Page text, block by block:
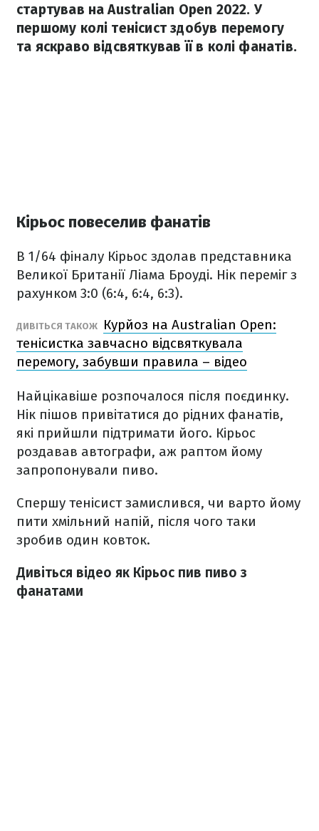
стартував на Australian Open 2022. У
першому колі тенісист здобув перемогу
та яскраво відсвяткував її в колі фанатів.
Кірьос повеселив фанатів
В 1/64 фіналу Кірьос здолав представника
Великої Британії Ліама Броуді. Нік переміг з
рахунком 3:0 (6:4, 6:4, 6:3).
ДИВІТЬСЯ ТАКОЖ
Курйоз на Australian Open:
тенісистка завчасно відсвяткувала
перемогу, забувши правила – відео
Найцікавіше розпочалося після поєдинку.
Нік пішов привітатися до рідних фанатів,
які прийшли підтримати його. Кірьос
роздавав автографи, аж раптом йому
запропонували пиво.
Спершу тенісист замислився, чи варто йому
пити хмільний напій, після чого таки
зробив один ковток.
Дивіться відео як Кірьос пив пиво з
фанатами